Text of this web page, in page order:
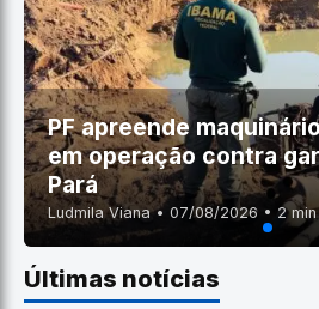
PF apreende
em operação contra
Pará
Ludmila Viana • 07/08/2026 • 2 min
Últimas notícias